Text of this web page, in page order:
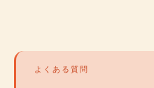
よくある質問